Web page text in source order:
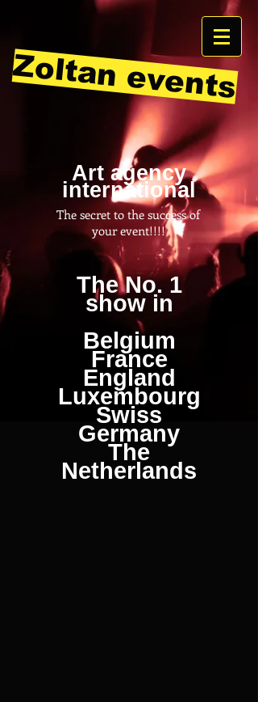
Zoltan events
Art agency
international
The secret to the success of
your event!!!!
The No. 1
show in
Belgium
France
England
Luxembourg
Swiss
Germany
The
Netherlands